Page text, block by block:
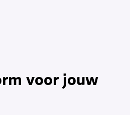
voor jouw